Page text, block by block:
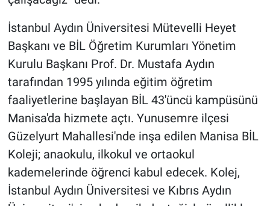
İstanbul Aydın Üniversitesi Mütevelli Heyet
Başkanı ve BİL Öğretim Kurumları Yönetim
Kurulu Başkanı Prof. Dr. Mustafa Aydın
tarafından 1995 yılında eğitim öğretim
faaliyetlerine başlayan BİL 43'üncü kampüsünü
Manisa'da hizmete açtı. Yunusemre ilçesi
Güzelyurt Mahallesi'nde inşa edilen Manisa BİL
Koleji; anaokulu, ilkokul ve ortaokul
kademelerinde öğrenci kabul edecek. Kolej,
İstanbul Aydın Üniversitesi ve Kıbrıs Aydın